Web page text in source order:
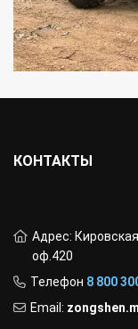
КОНТАКТЫ
Адрес:
оф.420
Телефон 8 800
Email: